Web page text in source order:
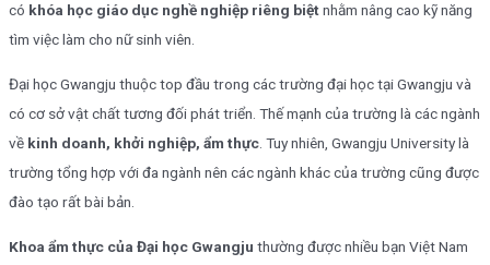
có khóa học giáo dục nghề nghiệp riêng biệtnhằm nâng cao kỹ năng
tìm việc làm cho nữ sinh viên.
Đại học Gwangju thuộc top đầu trong các trường đại học tại Gwangju và
có cơ sở vật chất tương đối phát triển. Thế mạnh của trường là các ngành
về kinh doanh, khởi nghiệp, ẩm thực . Tuy nhiên, Gwangju University là
trường tổng hợp với đa ngành nên các ngành khác của trường cũng được
đào tạo rất bài bản.
Khoa ẩm thực của Đại học Gwangju thường được nhiều bạn Việt Nam